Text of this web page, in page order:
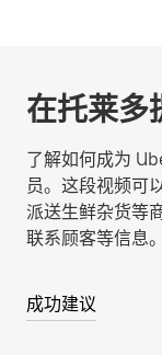
在托莱多
了解如何成为
员。这段视频可
派送生鲜杂货等
联系顾客等信息。
成功建议